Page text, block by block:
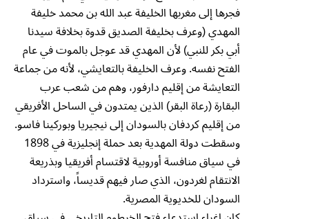
فجرها إلى مغربها الخليفة عبد الله بن محمد خليفة
المهدي (وعرف بخليفة الصديق قدوة بخلافة سيدنا
أبي بكر للنبي) لأن المهدي قد عوجل بالموت في عام
الفتح نفسه. وعرف الخليفة بالتعايشي، لأنه من جماعة
التعايشة من إقليم دارفور، وهم من شعب عرب
البقارة (رعاة البقر) الذين يمتدون في الساحل الأفريقي
من إقليم كردفان بالسودان إلى نيجيريا وبوركينا فاسو.
وسقطت دولة المهدية بعد حملة إنجليزية في 1898
في سياق منافسة أوروبية لاقتسام أفريقيا وبذريعة
الانتقام لغردون، الذي صار فيهم قديساً، واسترداد
السودان للخديوية المصرية.